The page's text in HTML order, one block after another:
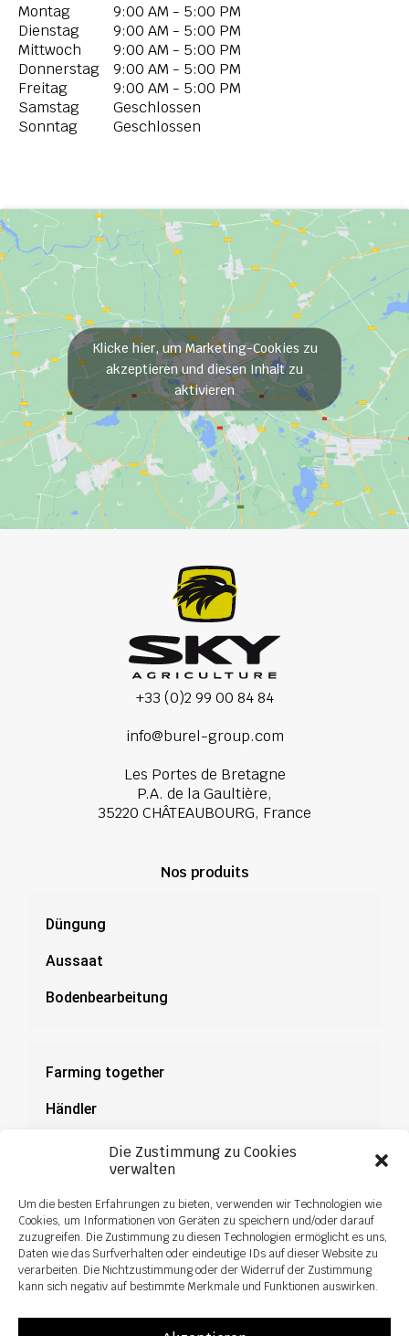
Die Zustimmung zu Cookies
verwalten
Um die besten Erfahrungen zu bieten, verwenden wir Technologien wie
Cookies, um Informationen von Geräten zu speichern und/oder darauf
zuzugreifen. Die Zustimmung zu diesen Technologien ermöglicht es uns,
Daten wie das Surfverhalten oder eindeutige IDs auf dieser Website zu
verarbeiten. Die Nichtzustimmung oder der Widerruf der Zustimmung
kann sich negativ auf bestimmte Merkmale und Funktionen auswirken.
Montag
9:00 AM - 5:00 PM
Dienstag
9:00 AM - 5:00 PM
Mittwoch
9:00 AM - 5:00 PM
Donnerstag
9:00 AM - 5:00 PM
Freitag
9:00 AM - 5:00 PM
Samstag
Geschlossen
Sonntag
Geschlossen
Klicke hier, um Marketing-Cookies zu
akzeptieren und diesen Inhalt zu
aktivieren
+33 (0)2 99 00 84 84
info@burel-group.com
Les Portes de Bretagne
P.A. de la Gaultière,
35220 CHÂTEAUBOURG, France
Nos produits
Düngung
Aussaat
Bodenbearbeitung
Farming together
Händler
Dokumentation